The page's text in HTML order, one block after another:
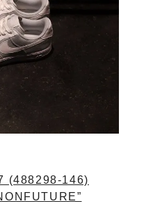
(488298-146)